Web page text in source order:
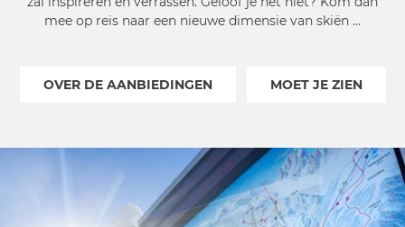
mee op reis naar een nieuwe dimensie van skiën ...
OVER DE AANBIEDINGEN MOET JE ZIEN